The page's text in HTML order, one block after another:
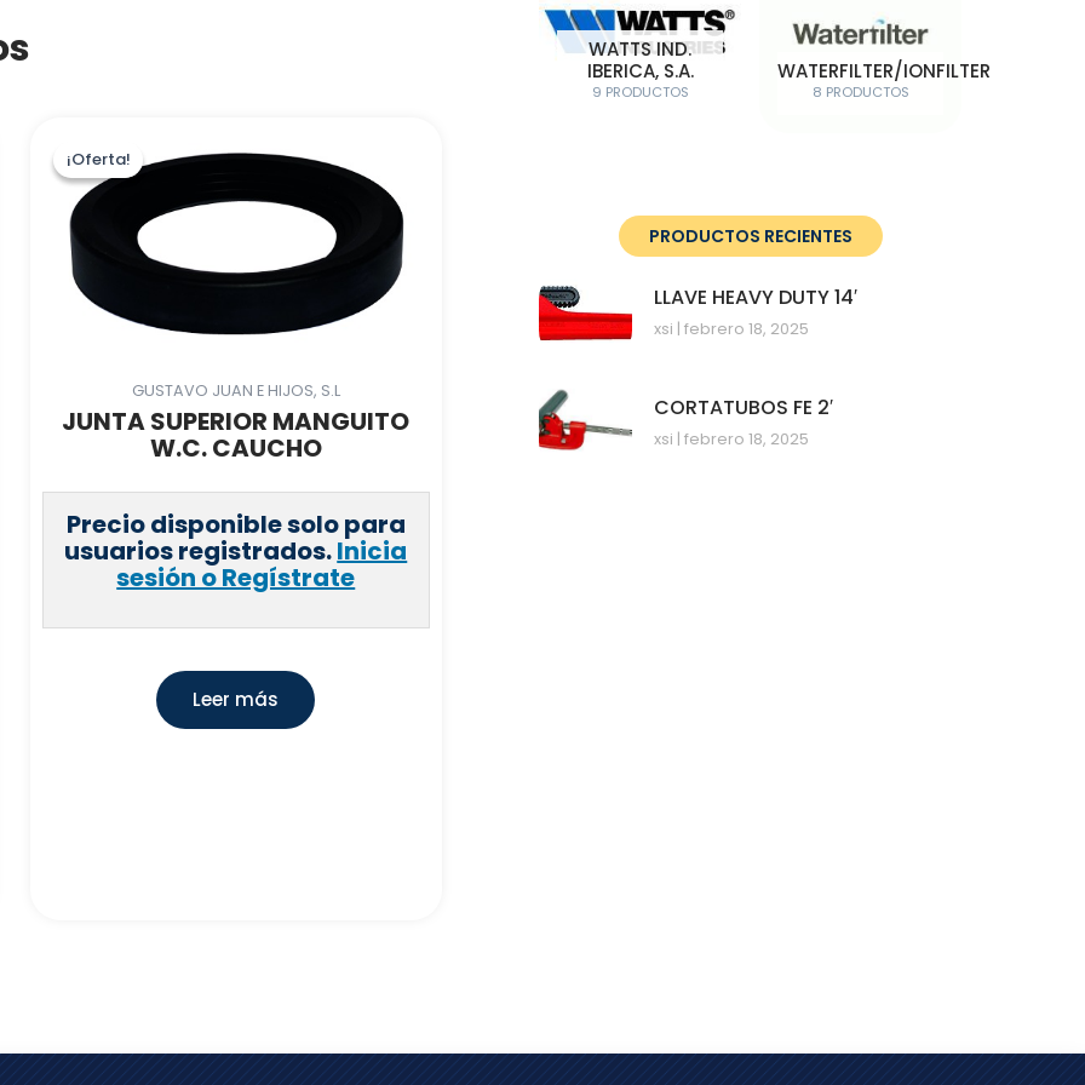
¡Oferta!
¡Oferta!
GUSTAVO JUAN E HIJOS, S.L
JUNTA SUPERIOR MANGUITO
W.C. CAUCHO
Precio disponible solo para
usuarios registrados.Inicia
sesión o Regístrate
Leer más
WATTS IND.
IBERICA, S.A.
9 PRODUCTOS
WATERFILTER/IONFILTER
8 PRODUCTOS
PRODUCTOS RECIENTES
LLAVE HEAVY DUTY 14′
xsi febrero 18, 2025
CORTATUBOS FE 2′
xsi febrero 18, 2025